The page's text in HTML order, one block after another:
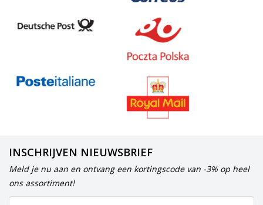
INSCHRIJVEN NIEUWSBRIEF
Meld je nu aan en ontvang een kortingscode van -3% op heel
ons assortiment!